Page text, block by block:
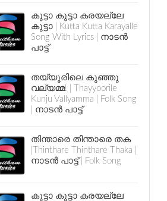
കുട്ടാ കുട്ടാ കരയല്ലേ
കുട്ടാ | Kutta Kutta Karayalle
Song With Lyrics | നാടൻ
പാട്ട്
തയ്യൂരിലെ കുഞ്ഞു
വല്യമ്മ! | Thayyoorile
Kunju Vallyamma | Folk Song
| നാടൻ പാട്ട്
തിന്താരെ തിന്താരെ തക
|Thinthare Thinthare Thaka |
നാടൻ പാട്ട് | Folk Song
കുട്ടാ കുട്ടാ കരയല്ലേ